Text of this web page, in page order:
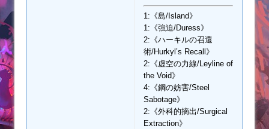
1:《島/Island》
1:《強迫/Duress》
2:《ハーキルの召還
術/Hurkyl’s Recall》
2:《虚空の力線/Leyline of
the Void》
4:《鋼の妨害/Steel
Sabotage》
2:《外科的摘出/Surgical
Extraction》